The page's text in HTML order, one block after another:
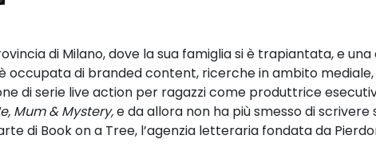
di Milano, dove la sua famiglia si è trapiantata, e
occupata di branded content, ricerche in ambito
di serie live action per ragazzi come produttrice
Mum & Mystery,e da allora non ha più smesso di scrivere
di Book on a Tree, l’agenzia letteraria fondata da